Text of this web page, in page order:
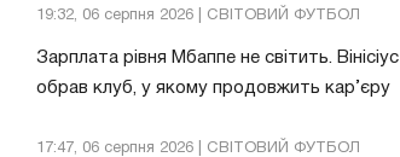
19:32, 06 серпня 2026 | СВІТОВИЙ ФУТБОЛ
Зарплата рівня Мбаппе не світить. Вінісіус
обрав клуб, у якому продовжить кар’єру
17:47, 06 серпня 2026 | СВІТОВИЙ ФУТБОЛ